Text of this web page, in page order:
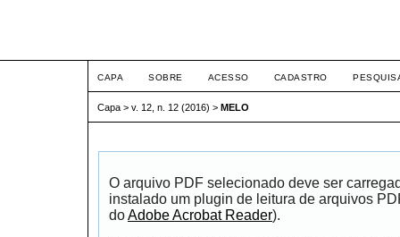
CAPA SOBRE ACESSO CADASTRO
Capa > v. 12, n. 12 (2016) > MELO
O arquivo PDF selecionado deve ser
instalado um plugin de leitura de arquivos
doAdobe Acrobat Reader).